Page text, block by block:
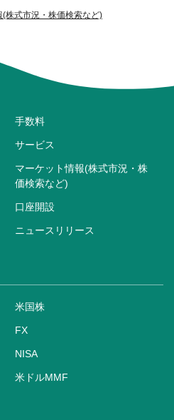
(株式市況・株価検索など)
手数料
サービス
マーケット情報(株式市況・株
価検索など)
口座開設
ニュースリリース
米国株
FX
NISA
米ドルMMF